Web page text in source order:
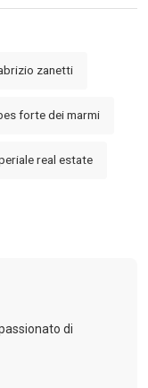
zanetti
forte dei marmi
real estate
di